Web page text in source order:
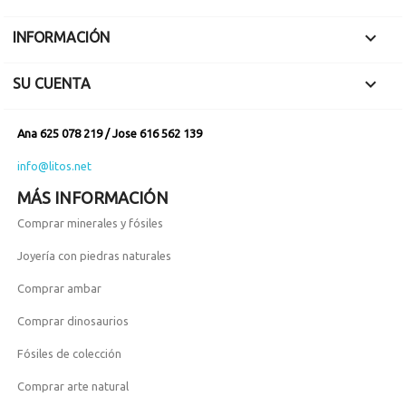
INFORMACIÓN 
SU CUENTA 
Ana 625 078 219 / Jose 616 562 139
info@litos.net
MÁS INFORMACIÓN
Comprar minerales y fósiles
Joyería con piedras naturales
Comprar ambar
Comprar dinosaurios
Fósiles de colección
Comprar arte natural